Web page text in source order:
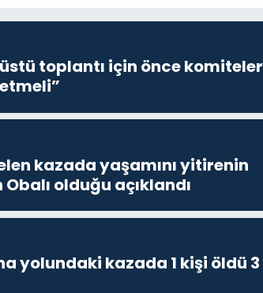
toplantı için önce komiteler
kazada yaşamını yitirenin
olduğu açıklandı
yolundaki kazada 1 kişi öldü 3